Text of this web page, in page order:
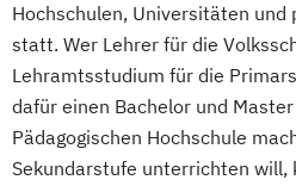
Hochschulen, Universitäten und
statt. Wer Lehrer für die
Lehramtsstudium für die
dafür einen Bachelor und
Pädagogischen Hochschule
Sekundarstufe unterrichten will,